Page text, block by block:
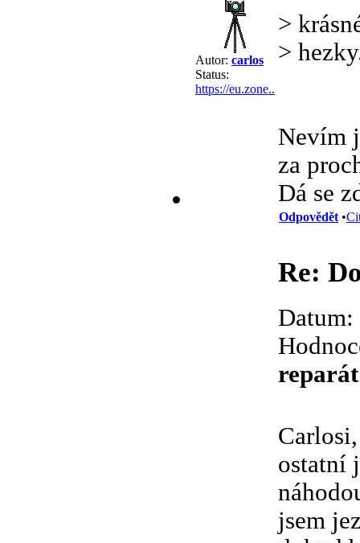
Autor: carlos
Status:
https://eu.zone..
>
>
Nevím
za
Dá se
Odpovědět •
Re:
reparát
ostatní
jsem